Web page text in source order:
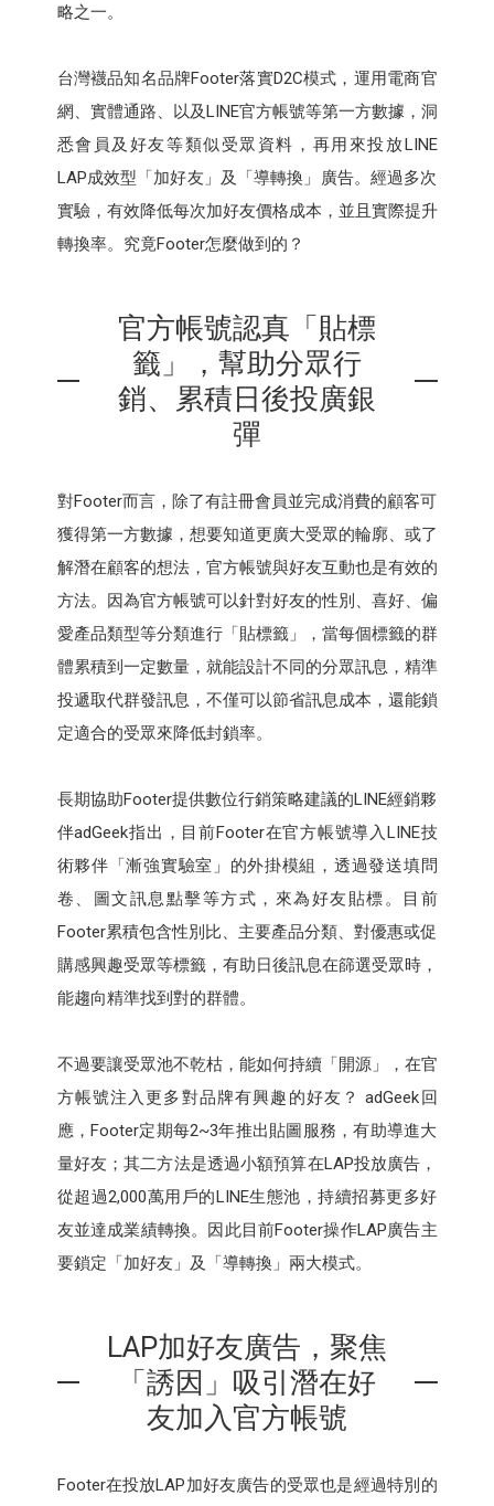
略之一。
台灣襪品知名品牌Footer落實D2C模式，運用電商官
網、實體通路、以及LINE官方帳號等第一方數據，洞
悉會員及好友等類似受眾資料，再用來投放LINE
LAP成效型「加好友」及「導轉換」廣告。經過多次
實驗，有效降低每次加好友價格成本，並且實際提升
轉換率。究竟Footer怎麼做到的？
官方帳號認真「貼標
籤」，幫助分眾行
銷、累積日後投廣銀
彈
對Footer而言，除了有註冊會員並完成消費的顧客可
獲得第一方數據，想要知道更廣大受眾的輪廓、或了
解潛在顧客的想法，官方帳號與好友互動也是有效的
方法。因為官方帳號可以針對好友的性別、喜好、偏
愛產品類型等分類進行「貼標籤」，當每個標籤的群
體累積到一定數量，就能設計不同的分眾訊息，精準
投遞取代群發訊息，不僅可以節省訊息成本，還能鎖
定適合的受眾來降低封鎖率。
長期協助Footer提供數位行銷策略建議的LINE經銷夥
伴adGeek指出，目前Footer在官方帳號導入LINE技
術夥伴「漸強實驗室」的外掛模組，透過發送填問
卷、圖文訊息點擊等方式，來為好友貼標。目前
Footer累積包含性別比、主要產品分類、對優惠或促
購感興趣受眾等標籤，有助日後訊息在篩選受眾時，
能趨向精準找到對的群體。
不過要讓受眾池不乾枯，能如何持續「開源」，在官
方帳號注入更多對品牌有興趣的好友？ adGeek回
應，Footer定期每2~3年推出貼圖服務，有助導進大
量好友；其二方法是透過小額預算在LAP投放廣告，
從超過2,000萬用戶的LINE生態池，持續招募更多好
友並達成業績轉換。因此目前Footer操作LAP廣告主
要鎖定「加好友」及「導轉換」兩大模式。
LAP加好友廣告，聚焦
「誘因」吸引潛在好
友加入官方帳號
Footer在投放LAP加好友廣告的受眾也是經過特別的